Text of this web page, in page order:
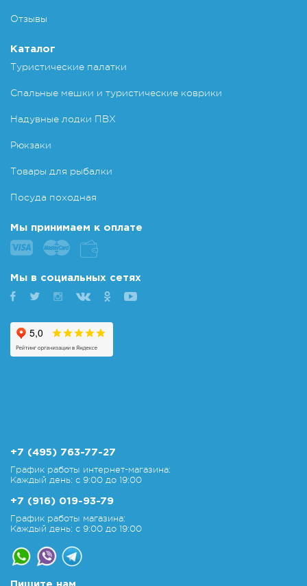
Отзывы
Каталог
Туристические палатки
Спальные мешки и туристические коврики
Надувные лодки ПВХ
Рюкзаки
Товары для рыбалки
Посуда походная
Мы принимаем к оплате
Мы в социальных сетях
+7 (495) 763-77-27
График работы интернет-магазина:
Каждый день: с 9:00 до 19:00
+7 (916) 019-93-79
График работы магазина:
Каждый день: с 9:00 до 19:00